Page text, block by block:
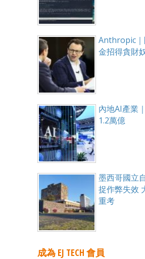
Anthropic
金招得貪財
內地AI產業
1.2萬億
墨西哥國立
捉作弊失效
重考
成為 EJ TECH 會員